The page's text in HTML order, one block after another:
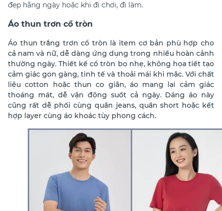
đẹp hằng ngày hoặc khi đi chơi, đi làm.
Áo thun trơn cổ tròn
Áo thun trắng trơn cổ tròn là item cơ bản phù hợp cho
cả nam và nữ, dễ dàng ứng dụng trong nhiều hoàn cảnh
thường ngày. Thiết kế cổ tròn bo nhẹ, không họa tiết tạo
cảm giác gọn gàng, tinh tế và thoải mái khi mặc. Với chất
liệu cotton hoặc thun co giãn, áo mang lại cảm giác
thoáng mát, dễ vận động suốt cả ngày. Dáng áo này
cũng rất dễ phối cùng quần jeans, quần short hoặc kết
hợp layer cùng áo khoác tùy phong cách.